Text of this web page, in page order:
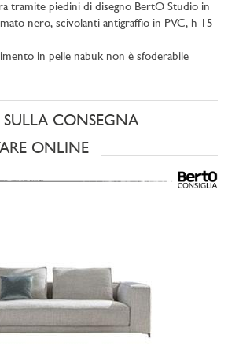
tramite piedini di disegno BertO Studio in
nero, scivolanti antigraffio in PVC, h 15
in pelle nabuk non è sfoderabile
CONSEGNA
ONLINE